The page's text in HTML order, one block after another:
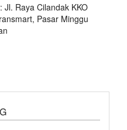
Jl. Raya Cilandak KKO
Pasar Minggu